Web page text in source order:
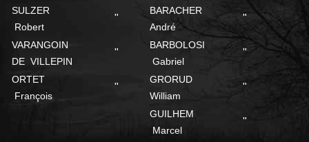
SULZER
Robert
"
BARACHER
André
"
VARANGOIN
DE VILLEPIN
"
BARBOLOSI
Gabriel
"
ORTET
François
"
GRORUD
William
"
GUILHEM
Marcel
"